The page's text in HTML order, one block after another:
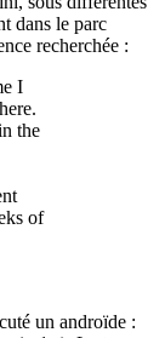
dans le parc
recherchée :
I
the
of
un androïde :